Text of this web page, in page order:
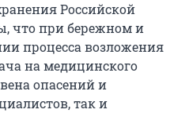
Российской
что при бережном и
процесса возложения
на медицинского
опасений и
так и